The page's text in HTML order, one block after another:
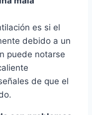
es si el
debido a un
puede notarse
de que el